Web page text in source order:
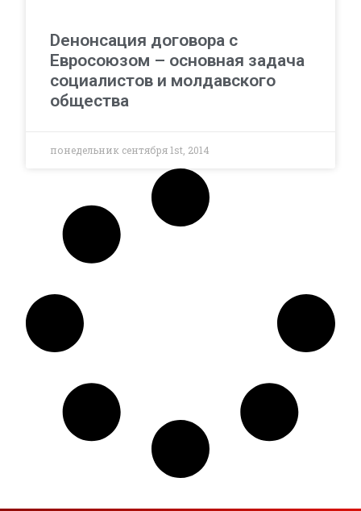
Dенонсация договора с
Евросоюзом – основная задача
социалистов и молдавского
общества
понедельник сентября 1st, 2014